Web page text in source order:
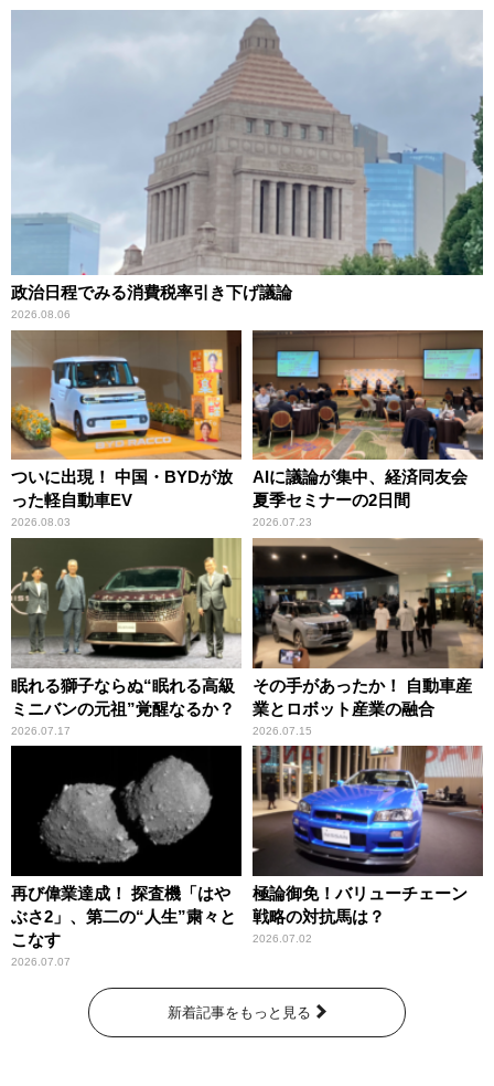
政治日程でみる消費税率引き下げ議論
2026.08.06
ついに出現！ 中国・BYDが放
った軽自動車EV
2026.08.03
AIに議論が集中、経済同友会
夏季セミナーの2日間
2026.07.23
眠れる獅子ならぬ“眠れる高級
ミニバンの元祖”覚醒なるか？
2026.07.17
その手があったか！ 自動車産
業とロボット産業の融合
2026.07.15
再び偉業達成！ 探査機「はや
ぶさ2」、第二の“人生”粛々と
こなす
2026.07.07
極論御免！バリューチェーン
戦略の対抗馬は？
2026.07.02
新着記事をもっと見る